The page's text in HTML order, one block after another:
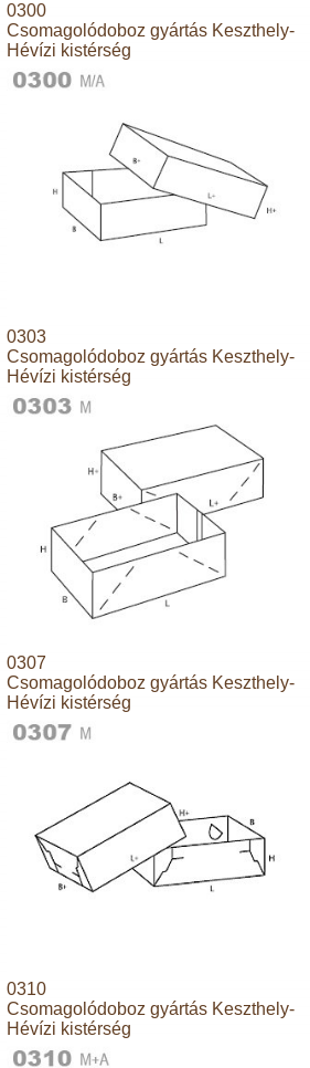
0300
Csomagolódoboz gyártás Keszthely-
Hévízi kistérség
0303
Csomagolódoboz gyártás Keszthely-
Hévízi kistérség
0307
Csomagolódoboz gyártás Keszthely-
Hévízi kistérség
0310
Csomagolódoboz gyártás Keszthely-
Hévízi kistérség